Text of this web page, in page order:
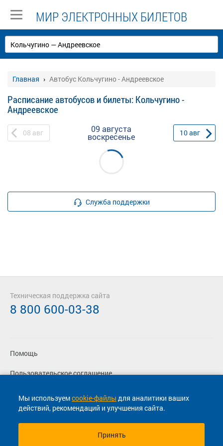
МИР ЭЛЕКТРОННЫХ БИЛЕТОВ
Главная Автобус Кольчугино - Андреевское
Расписание автобусов и билеты: Кольчугино -
Андреевское
08 авг 09 августа
воскресенье 10авг
Служба поддержки
Мы используемcookie-файлы для аналитики ваших
действий, рекомендаций и улучшения сайта.
Принять
Помощь
Пользовательское соглашение
Политика конфиденциальности
Согласие на маркетинговые сообщения
Техническая поддержка сайта
8 800 600-03-38
© 2013-2026, ООО "Капитал"- Онлайн сервис продажи